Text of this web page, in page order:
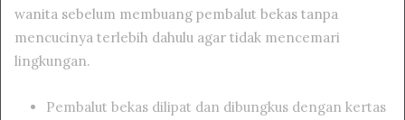
wanita sebelum membuang pembalut bekas tanpa
mencucinya terlebih dahulu agar tidak mencemari
lingkungan.
Pembalut bekas dilipat dan dibungkus dengan kertas